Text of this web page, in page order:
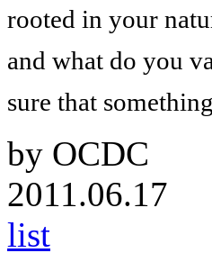
rooted in your
and what do you
sure that
by OCDC
2011.06.17
list